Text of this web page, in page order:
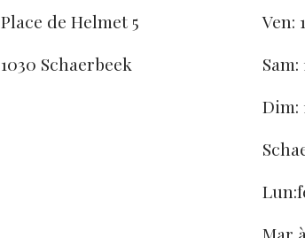
Place de Helmet 5
1030 Schaerbeek
Ven:
Sam:
Dim: